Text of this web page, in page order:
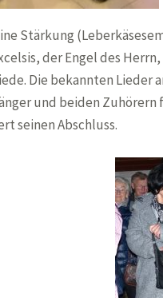
Stärkung
der Engel des
Die bekannten Lieder
und beiden Zuhörern
seinen Abschluss.